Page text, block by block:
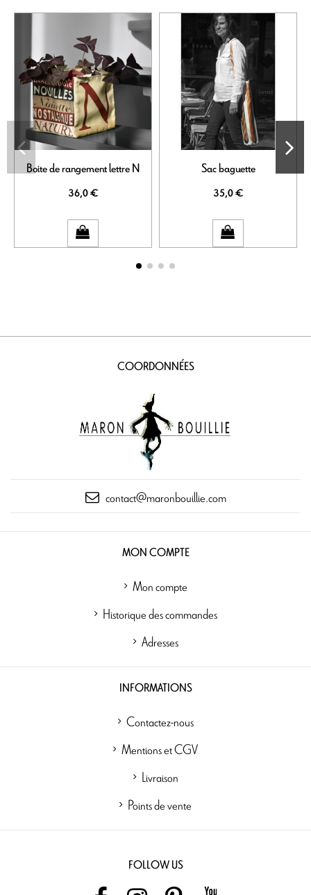
Boite de rangement lettre N
36,0 €
Sac baguette
35,0 €
COORDONNÉES
contact@maronbouillie.com
MON COMPTE
Mon compte
Historique des commandes
Adresses
INFORMATIONS
Contactez-nous
Mentions et CGV
Livraison
Points de vente
FOLLOW US